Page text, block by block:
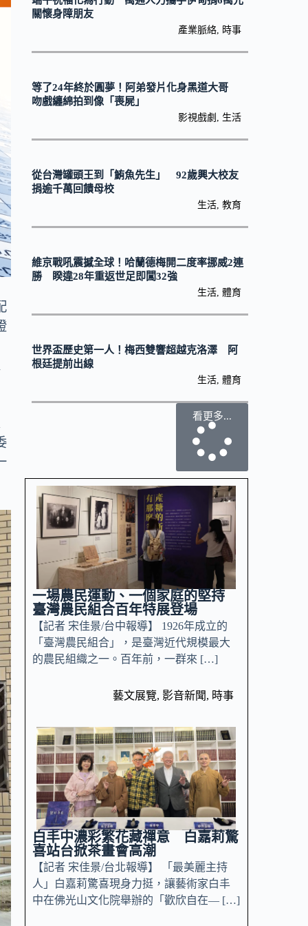
關懷身障朋友
產業脈絡, 時事
等了24年終於圓夢！阿弟發片化身黑道大哥
吻戲纏綿拍到像「喪屍」
影視戲劇 , 生活
從台灣罐頭王到「鮪魚先生」 92歲興大校友
捐逾千萬回饋母校
生活, 教育
維京戰吼震撼全球！哈蘭德梅開二度率挪威2連
勝 睽違28年重返世足即闖32強
生活, 體育
世界盃歷史第一人！梅西雙響超越克洛澤 阿
根廷提前出線
生活, 體育
看更多...
一場農民運動、一個家庭的堅持
臺灣農民組合百年特展登場
【記者 宋佳景/台中報導】 1926年成立的
「臺灣農民組合」，是臺灣近代規模最大
的農民組織之一。百年前，一群來 […]
藝文展覽, 影音新聞, 時事
白丰中濃彩繁花藏禪意 白嘉莉驚
喜站台掀茶畫會高潮
【記者 宋佳景/台北報導】 「最美麗主持
人」白嘉莉驚喜現身力挺，讓藝術家白丰
中在佛光山文化院舉辦的「歡欣自在— […]